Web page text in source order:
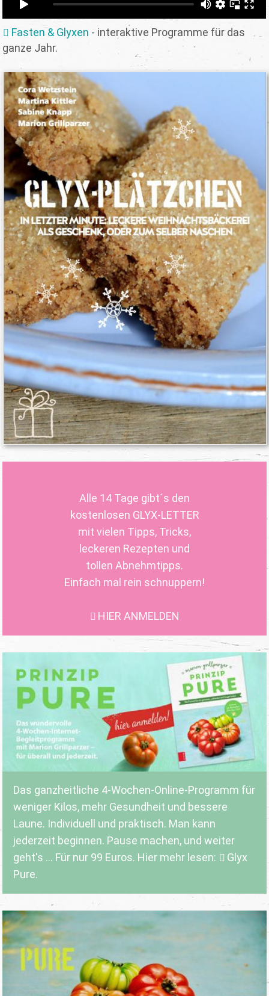
Fasten & Glyxen - interaktive Programme für das
ganze Jahr.
Alle 14 Tage gibt´s den
kostenlosen GLYX-LETTER
mit vielen Tipps, Tricks,
leckeren Rezepten und
tollen Abnehmtipps.
Einfach mal rein schnuppern!
HIER ANMELDEN
Das ganzheitliche 4-Wochen-Online-Programm für
weniger Kilos, mehr Gesundheit und bessere
Laune. Individuell und praktisch. Man kann
jederzeit beginnen. Pause machen, und weiter
geht's ... Für nur 99 Euros. Hier mehr lesen:
Glyx
Pure.